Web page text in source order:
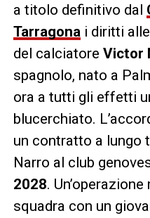
a titolo definitivo dal
Tarragonai diritti
del calciatore Victor
spagnolo, nato a
ora a tutti gli effetti
blucerchiato.
un contratto a lungo
Narro al club
2028.
squadra con un